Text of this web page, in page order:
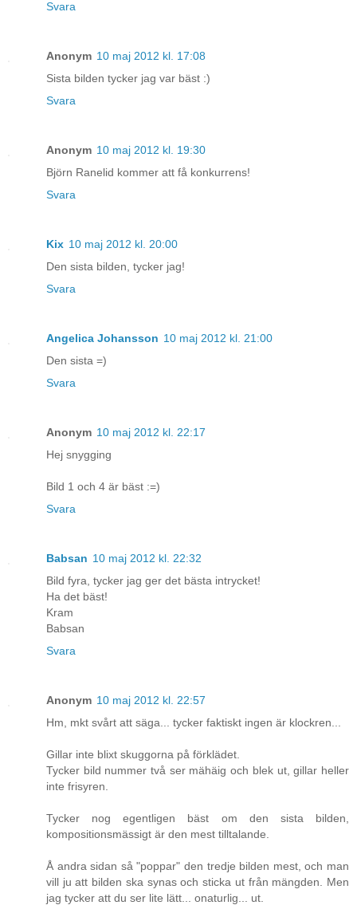
Svara
Anonym 10 maj 2012 kl. 17:08
Sista bilden tycker jag var bäst :)
Svara
Anonym 10 maj 2012 kl. 19:30
Björn Ranelid kommer att få konkurrens!
Svara
Kix 10 maj 2012 kl. 20:00
Den sista bilden, tycker jag!
Svara
Angelica Johansson 10 maj 2012 kl. 21:00
Den sista =)
Svara
Anonym 10 maj 2012 kl. 22:17
Hej snygging
Bild 1 och 4 är bäst :=)
Svara
Babsan 10 maj 2012 kl. 22:32
Bild fyra, tycker jag ger det bästa intrycket!
Ha det bäst!
Kram
Babsan
Svara
Anonym 10 maj 2012 kl. 22:57
Hm, mkt svårt att säga... tycker faktiskt ingen är klockren...
Gillar inte blixt skuggorna på förklädet.
Tycker bild nummer två ser mähäig och blek ut, gillar heller
inte frisyren.
Tycker nog egentligen bäst om den sista bilden,
kompositionsmässigt är den mest tilltalande.
Å andra sidan så "poppar" den tredje bilden mest, och man
vill ju att bilden ska synas och sticka ut från mängden. Men
jag tycker att du ser lite lätt... onaturlig... ut.